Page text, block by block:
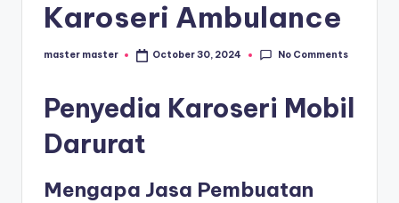
Karoseri Ambulance
Posted
master master October 30, 2024 No Comments
Penyedia Karoseri Mobil
Darurat
Mengapa Jasa Pembuatan